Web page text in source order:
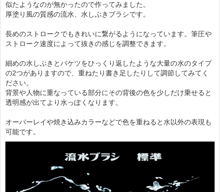
似たようなのが無かったので作ってみました。
厚塗り風の質感の流水、水しぶきブラシです。
長めのストロークでもきれいに繋がるようになっています。筆圧や
ストローク速度によって抜きの感じを調整できます。
細めの水しぶきとバケツをひっくり返したような大量の水のタイプ
の2つがありますので、重ねたり書き足したりして調節してみてく
ださい。
背景や人物に重なっている部分にその背後の色を少しだけ乗せると
透明感が出てより水っぽくなります。
オーバーレイや焼き込みカラーなどで色を重ねると水以外の表現も
可能です。